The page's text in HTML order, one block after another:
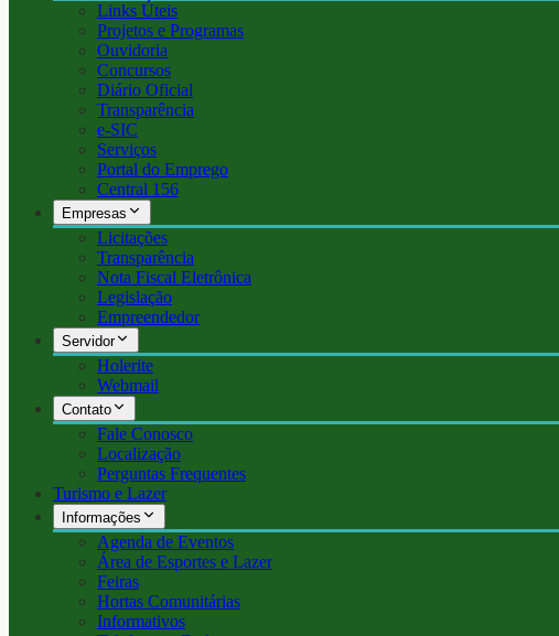
Links Úteis
Projetos e Programas
Ouvidoria
Concursos
Diário Oficial
Transparência
e-SIC
Serviços
Portal do Emprego
Central 156
Empresas
Licitações
Transparência
Nota Fiscal Eletrônica
Legislação
Empreendedor
Servidor
Holerite
Webmail
Contato
Fale Conosco
Localização
Perguntas Frequentes
Turismo e Lazer
Informações
Agenda de Eventos
Área de Esportes e Lazer
Feiras
Hortas Comunitárias
Informativos